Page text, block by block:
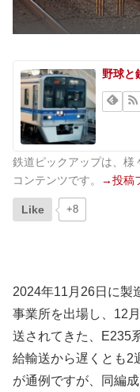
野球と
鉄道ピックアップは、様
コンテンツです。
→投稿
Like +8
2024年11月26日に製
事業所を出場し、12
送されてきた、E235
給輸送から遅くとも2
が通例ですが、同編